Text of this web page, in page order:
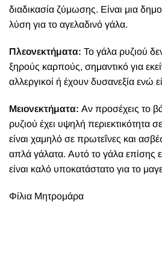
διαδικασία ζύμωσης. Είναι μια
λύση για το αγελαδινό γάλα.
Πλεονεκτήματα: Το γάλα ρυζιού
ξηρούς καρπούς, σημαντικό για
αλλεργικοί ή έχουν δυσανεξία ενώ
Μειονεκτήματα: Αν προσέχεις το
ρυζιού έχει υψηλή περιεκτικότητα
είναι χαμηλό σε πρωτεΐνες και
απλά γάλατα. Αυτό το γάλα επίσης
είναι καλό υποκατάστατο για το
Φίλια Μητρομάρα